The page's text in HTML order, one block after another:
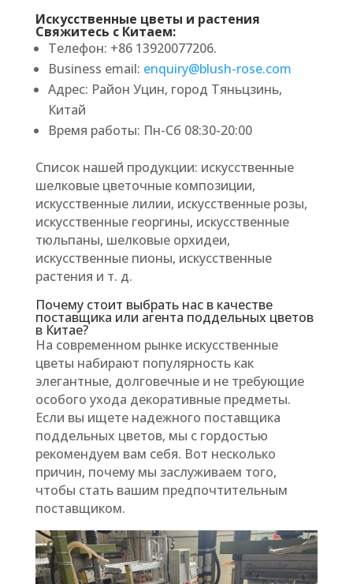
Искусственные цветы и растения
Свяжитесь с Китаем:
Телефон: +86 13920077206.
Business email: enquiry@blush-rose.com
Адрес: Район Уцин, город Тяньцзинь,
Китай
Время работы: Пн-Сб 08:30-20:00
Список нашей продукции: искусственные
шелковые цветочные композиции,
искусственные лилии, искусственные розы,
искусственные георгины, искусственные
тюльпаны, шелковые орхидеи,
искусственные пионы, искусственные
растения и т. д.
Почему стоит выбрать нас в качестве
поставщика или агента поддельных цветов
в Китае?
На современном рынке искусственные
цветы набирают популярность как
элегантные, долговечные и не требующие
особого ухода декоративные предметы.
Если вы ищете надежного поставщика
поддельных цветов, мы с гордостью
рекомендуем вам себя. Вот несколько
причин, почему мы заслуживаем того,
чтобы стать вашим предпочтительным
поставщиком.